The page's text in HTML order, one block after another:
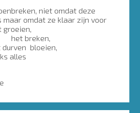
niet omdat deze
maar omdat ze klaar zijn voor
groeien,
bloeien,